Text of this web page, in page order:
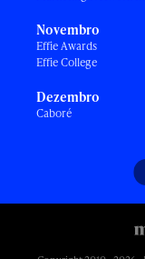
Novembro
Effie Awards
Effie College
Dezembro
Caboré